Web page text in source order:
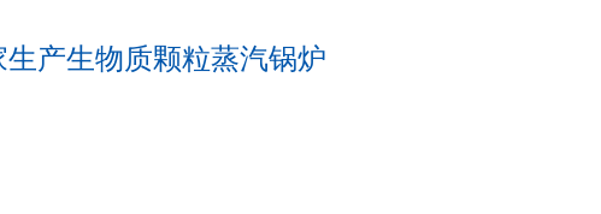
产生物质颗粒蒸汽锅炉